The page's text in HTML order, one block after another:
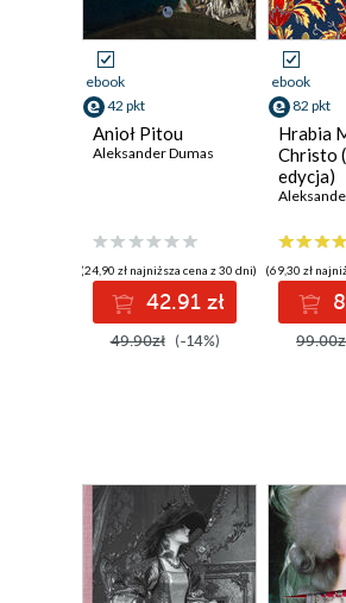
ebook
42 pkt
Anioł Pitou
Aleksander Dumas
(24,90 zł najniższa cena z 30 dni)
42.91 zł
49.90zł (-14%)
ebook
82 pkt
Hrabia
Christo
edycja)
(69,30 zł